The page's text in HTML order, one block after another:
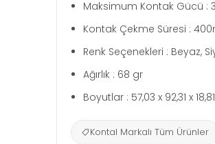
Maksimum Kontak Gücü :
Kontak Çekme Süresi :
Renk Seçenekleri : Beyaz,
Ağırlık : 68 gr
Boyutlar : 57,03 x 92,31 x
Kontal Markalı Tüm Ürünler